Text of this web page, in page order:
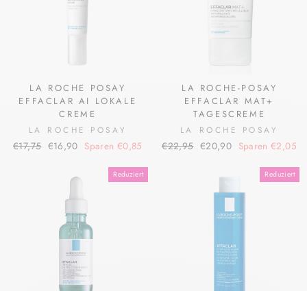
LA ROCHE POSAY
EFFACLAR AI LOKALE
CREME
LA ROCHE POSAY
Normaler
€17,75 Sonderpreis
€16,90 Sparen €0,85
LA ROCHE-POSAY
EFFACLAR MAT+
TAGESCREME
LA ROCHE POSAY
Normaler
€22,95 Sonderpreis
€20,90 Sparen €2,05
Reduziert Reduziert